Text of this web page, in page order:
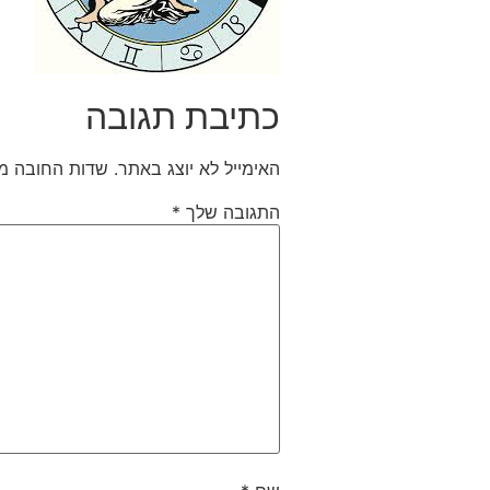
כתיבת תגובה
האימייל לא יוצג באתר. שדות החובה
התגובה שלך *